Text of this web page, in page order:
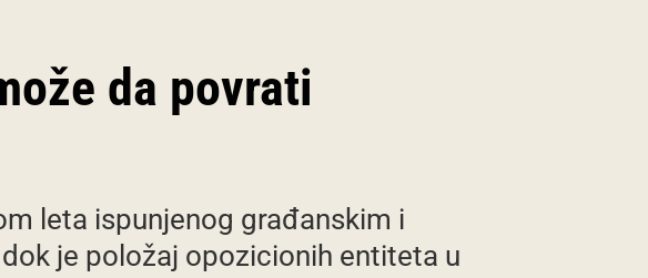
da povrati
leta ispunjenog građanskim i
je položaj opozicionih entiteta u